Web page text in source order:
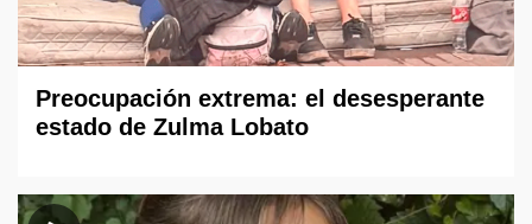
Preocupación extrema: el desesperante
estado de Zulma Lobato